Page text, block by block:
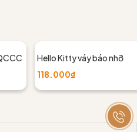
Hello Kitty váy báo nhỡ
118.000₫